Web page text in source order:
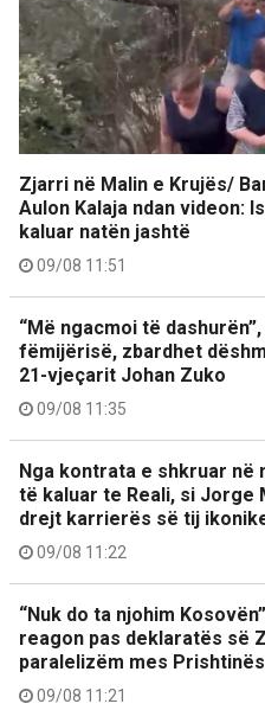
Zjarri në Malin e Krujës/
Aulon Kalaja ndan videon:
kaluar natën jashtë
09/08 11:51
“Më ngacmoi të
fëmijërisë, zbardhet
21-vjeçarit Johan Zuko
09/08 11:35
Nga kontrata e shkruar
të kaluar te Reali, si Jorge
drejt karrierës së tij
09/08 11:22
“Nuk do ta njohim
reagon pas deklaratës së
paralelizëm mes
09/08 11:21